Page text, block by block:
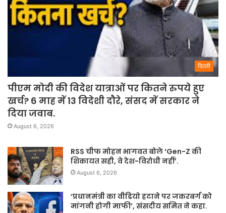
दिल्ली
पीएम मोदी की विदेश यात्राओं पर कितने रुपये हुए
खर्च? 6 माह में 13 विदेशी दौरे, संसद में सरकार ने
दिया जवाब.
August 6, 2026
RSS चीफ मोहन भागवत बोले ‘Gen-Z की
शिकायत सही, वे देश-विरोधी नहीं’.
August 6, 2026
‘प्रधानमंत्री का वीडियो हटाने पर जकरबर्ग को
मांगनी होगी माफी’, संसदीय समित ने कहा.